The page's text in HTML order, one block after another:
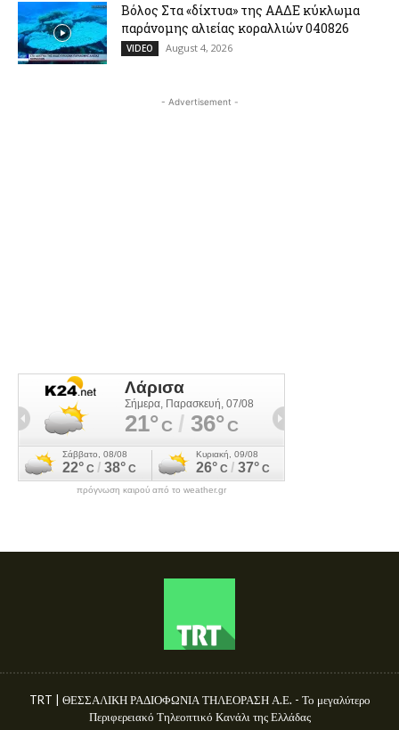
Βόλος Στα «δίχτυα» της ΑΑΔΕ κύκλωμα
παράνομης αλιείας κοραλλιών 040826
VIDEO August 4, 2026
- Advertisement -
πρόγνωση καιρού από το weather.gr
TRT | ΘΕΣΣΑΛΙΚΗ ΡΑΔΙΟΦΩΝΙΑ ΤΗΛΕΟΡΑΣΗ Α.Ε. - Το μεγαλύτερο
Περιφερειακό Τηλεοπτικό Κανάλι της Ελλάδας